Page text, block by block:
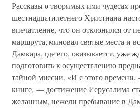
Рассказы о творимых ими чудесах
шестнадцатилетнего Христиана
впечатление, что он отклонился от
маршрута, миновал святые места и
Дамкара, где его, оказывается, уже
подготовить к осуществлению
тайной миссии. «И с этого времени,
книге, — достижение Иерусалима
желанным, нежели пребывание в